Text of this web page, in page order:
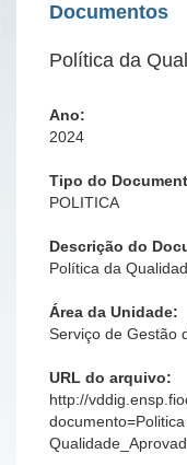
Documentos
Política da
Ano:
2024
Tipo do
POLITICA
Descrição do
Política da
Área da Unidade:
Serviço de Gestão
URL do arquivo:
http://